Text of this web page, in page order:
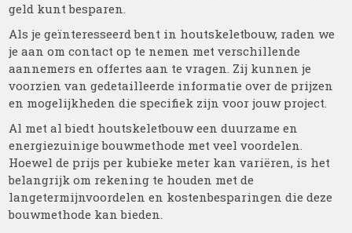
geld kunt besparen.
Als je geïnteresseerd bent in houtskeletbouw, raden we
je aan om contact op te nemen met verschillende
aannemers en offertes aan te vragen. Zij kunnen je
voorzien van gedetailleerde informatie over de prijzen
en mogelijkheden die specifiek zijn voor jouw project.
Al met al biedt houtskeletbouw een duurzame en
energiezuinige bouwmethode met veel voordelen.
Hoewel de prijs per kubieke meter kan variëren, is het
belangrijk om rekening te houden met de
langetermijnvoordelen en kostenbesparingen die deze
bouwmethode kan bieden.